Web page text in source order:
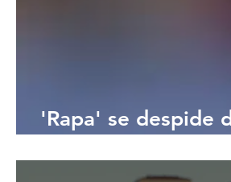
'Rapa' se despide